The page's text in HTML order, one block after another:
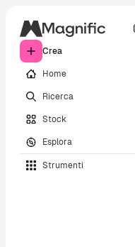
Crea
Home
Ricerca
Stock
Esplora
Strumenti